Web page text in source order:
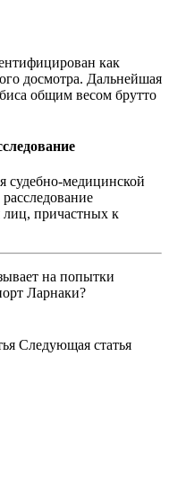
как
досмотра. Дальнейшая
общим весом брутто
судебно-медицинской
лиц, причастных к
на попытки
Ларнаки?
Следующая статья